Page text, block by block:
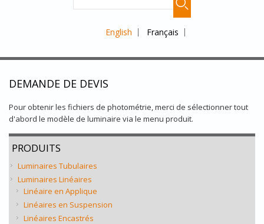
English Français
DEMANDE DE DEVIS
Pour obtenir les fichiers de photométrie, merci de sélectionner tout
d'abord le modèle de luminaire via le menu produit.
PRODUITS
Luminaires Tubulaires
Luminaires Linéaires
Linéaire en Applique
Linéaires en Suspension
Linéaires Encastrés